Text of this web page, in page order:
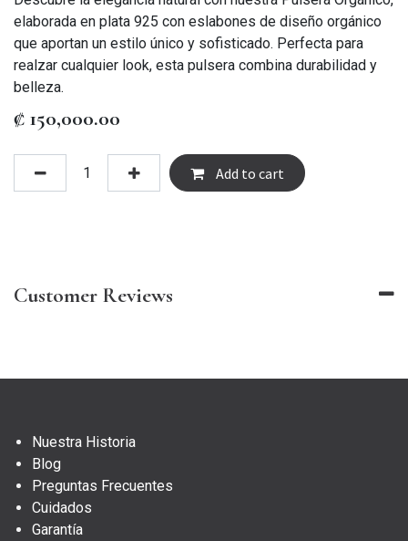
elaborada en plata 925 con eslabones de diseño orgánico
que aportan un estilo único y sofisticado. Perfecta para
realzar cualquier look, esta pulsera combina durabilidad y
belleza.
₡ 150,000.00
Add to cart
Customer Reviews
Nuestra Historia
Blog
Preguntas Frecuentes
Cuidados
Garantía